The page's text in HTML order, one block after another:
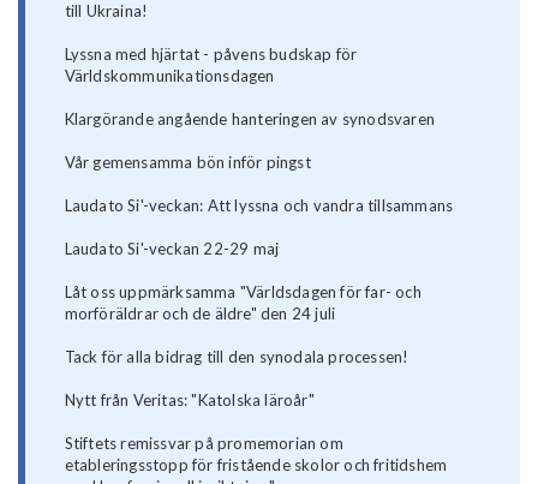
till Ukraina!
Lyssna med hjärtat - påvens budskap för
Världskommunikationsdagen
Klargörande angående hanteringen av synodsvaren
Vår gemensamma bön inför pingst
Laudato Si'-veckan: Att lyssna och vandra tillsammans
Laudato Si'-veckan 22-29 maj
Låt oss uppmärksamma "Världsdagen för far- och
morföräldrar och de äldre" den 24 juli
Tack för alla bidrag till den synodala processen!
Nytt från Veritas: "Katolska läroår"
Stiftets remissvar på promemorian om
etableringsstopp för fristående skolor och fritidshem